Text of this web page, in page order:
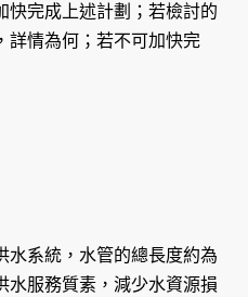
完成上述計劃；若檢討的
詳情為何；若不可加快完
水系統，水管的總長度約為
水服務質素，減少水資源損